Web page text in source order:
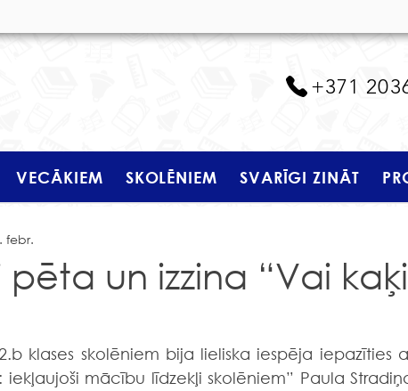
+371
VECĀKIEM SKOLĒNIEM SVARĪGI ZINĀT
pēta un izzina “Vai kaķi
febr.
iekļaujoši mācību līdzekļi skolēniem” Paula